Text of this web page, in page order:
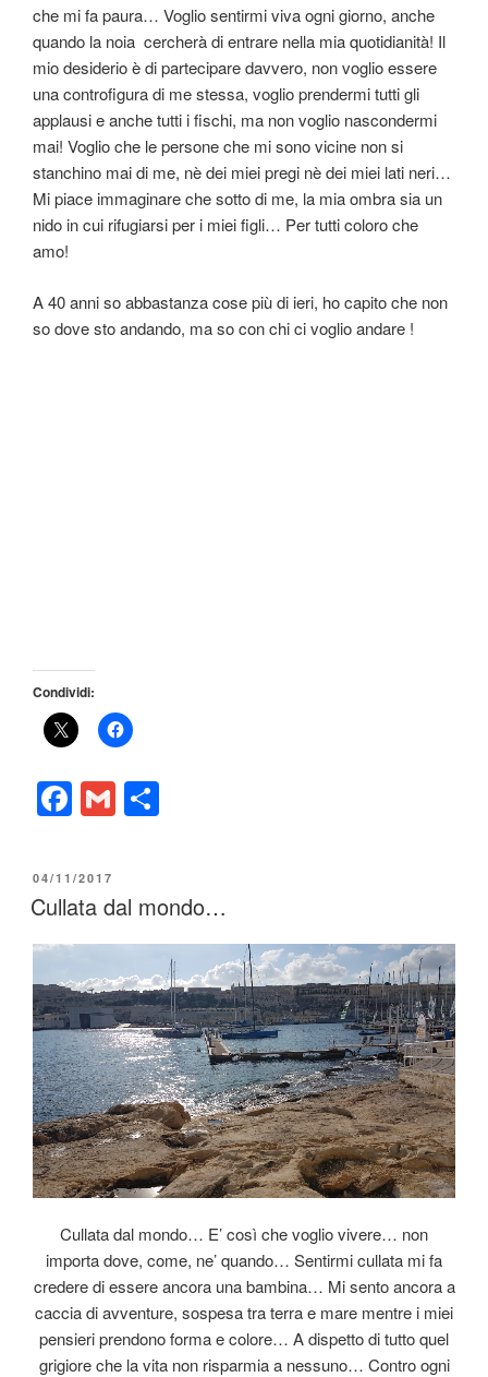
che mi fa paura… Voglio sentirmi viva ogni giorno, anche
quando la noia cercherà di entrare nella mia quotidianità! Il
mio desiderio è di partecipare davvero, non voglio essere
una controfigura di me stessa, voglio prendermi tutti gli
applausi e anche tutti i fischi, ma non voglio nascondermi
mai! Voglio che le persone che mi sono vicine non si
stanchino mai di me, nè dei miei pregi nè dei miei lati neri…
Mi piace immaginare che sotto di me, la mia ombra sia un
nido in cui rifugiarsi per i miei figli… Per tutti coloro che
amo!
A 40 anni so abbastanza cose più di ieri, ho capito che non
so dove sto andando, ma so con chi ci voglio andare !
Condividi:
F
c
e
b
o
o
k
G
di
vi
di
PUBBLICATO
IL
04/11/2017
Cullata dal mondo…
Cullata dal mondo… E’ così che voglio vivere… non
importa dove, come, ne’ quando… Sentirmi cullata mi fa
credere di essere ancora una bambina… Mi sento ancora a
caccia di avventure, sospesa tra terra e mare mentre i miei
pensieri prendono forma e colore… A dispetto di tutto quel
grigiore che la vita non risparmia a nessuno… Contro ogni